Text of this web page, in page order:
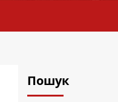
Пошук